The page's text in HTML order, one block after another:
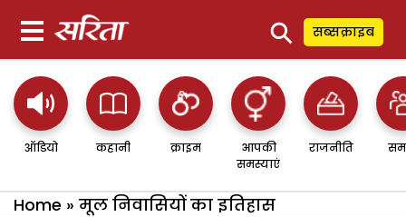
⚲ सब्सक्राइब
ऑडियो कहानी क्राइम
आपकी
समस्याएं
राजनीति
Home » मूल निवासियों का इतिहास